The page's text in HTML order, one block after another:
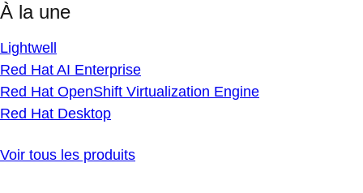
À la une
Lightwell
Red Hat AI Enterprise
Red Hat OpenShift Virtualization Engine
Red Hat Desktop
Voir tous les produits